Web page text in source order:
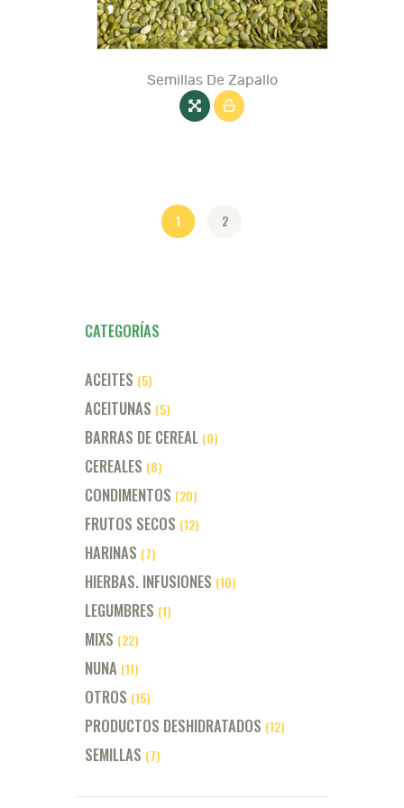
en
la
página
producto
Semillas De Zapallo
1 2
CATEGORÍAS
ACEITES (5)
ACEITUNAS (5)
BARRAS DE CEREAL (0)
CEREALES (8)
CONDIMENTOS (20)
FRUTOS SECOS (12)
HARINAS (7)
HIERBAS. INFUSIONES (10)
LEGUMBRES (1)
MIXS (22)
NUNA (11)
OTROS (15)
PRODUCTOS DESHIDRATADOS (12)
SEMILLAS (7)